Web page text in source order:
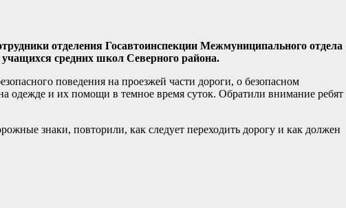
отделения Госавтоинспекции Межмуниципального отдела
средних школ Северного района.
поведения на проезжей части дороги, о безопасном
и их помощи в темное время суток. Обратили внимание ребят
знаки, повторили, как следует переходить дорогу и как должен